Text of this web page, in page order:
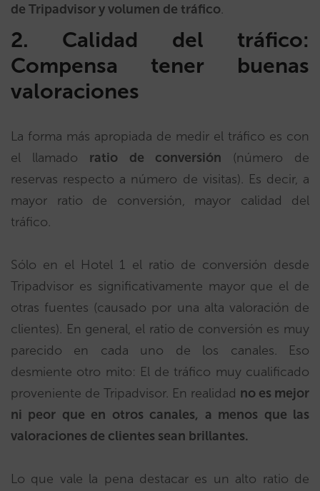
de Tripadvisor y volumen de tráfico.
2. Calidad del tráfico:
Compensa tener buenas
valoraciones
La forma más apropiada de medir el tráfico es con
el llamado ratio de conversión (número de
reservas respecto a número de visitas). Es decir, a
mayor ratio de conversión, mayor calidad del
tráfico.
Sólo en el Hotel 1 el ratio de conversión desde
Tripadvisor es significativamente mayor que el de
otras fuentes (causado por una alta valoración de
clientes). En general, el ratio de conversión es muy
parecido en cada uno de los canales. Eso
desmiente otro mito: El de tráfico muy cualificado
proveniente de Tripadvisor. En realidad no es mejor
ni peor que en otros canales, a menos que las
valoraciones de clientes sean brillantes.
Lo que vale la pena destacar es un alto ratio de